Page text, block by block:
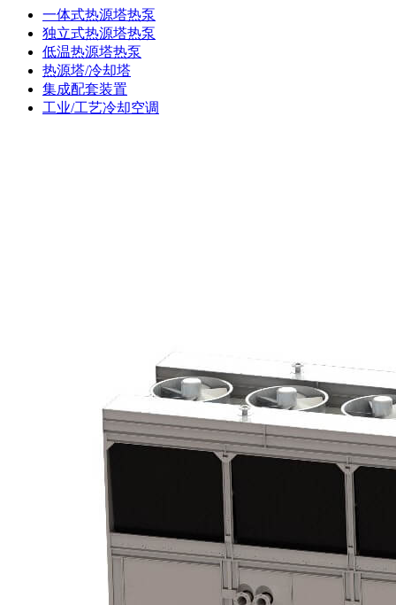
一体式热源塔热泵
独立式热源塔热泵
低温热源塔热泵
热源塔/冷却塔
集成配套装置
工业/工艺冷却空调